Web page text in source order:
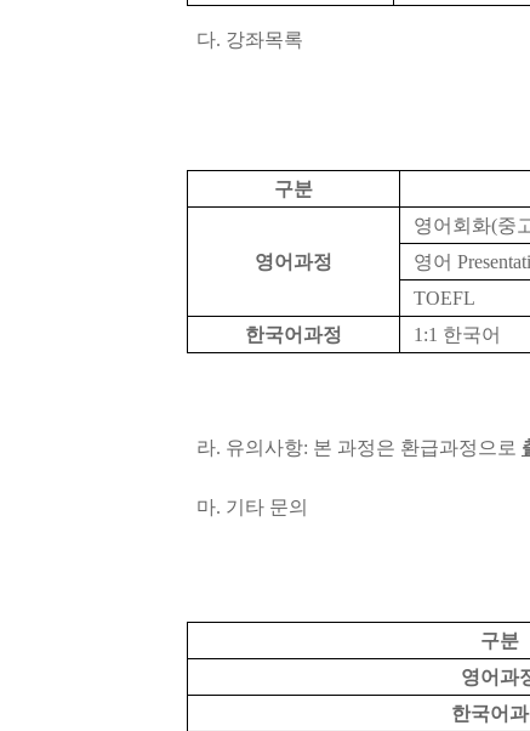
다. 강좌목록
구분
영어과정
영어회화(중
영어
TOEFL
한국어과정
1:1 한국어
라. 유의사항: 본 과정은 환급과정으로
마. 기타 문의
구분
영어과
한국어